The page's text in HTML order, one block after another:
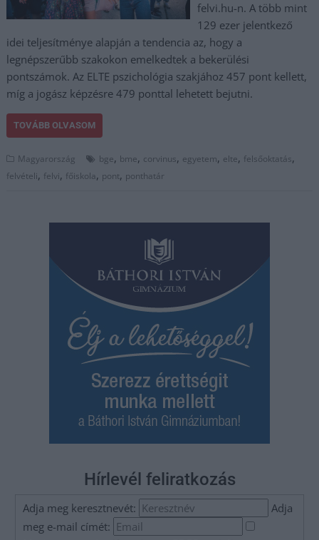
felvi.hu-n. A több mint
129 ezer jelentkező
idei teljesítménye alapján a tendencia az, hogy a
legnépszerűbb szakokon emelkedtek a bekerülési
pontszámok. Az ELTE pszichológia szakjához 457 pont kellett,
míg a jogász képzésre 479 ponttal lehetett bejutni.
TOVÁBB OLVASOM
Magyarország bge, bme, corvinus, egyetem, elte, felsőoktatás,
felvételi, felvi, főiskola, pont, ponthatár
Hírlevél feliratkozás
Adja meg keresztnevét:
Adja
meg e-mail címét: